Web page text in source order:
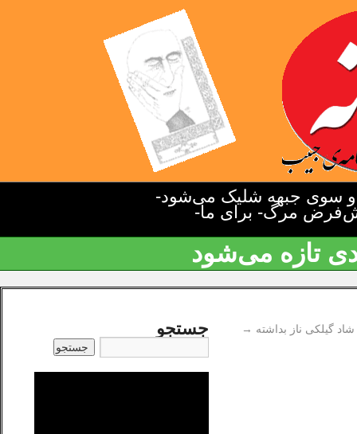
سوی جبهه شلیک می‌شود-
مرگ- برای ما-
تازه می‌شود
گيلکی ناز بداشته → جستجو